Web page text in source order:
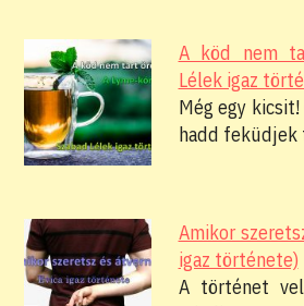
A köd nem
Lélek igaz
Még egy
hadd
Amikor
igaz története)
A történet